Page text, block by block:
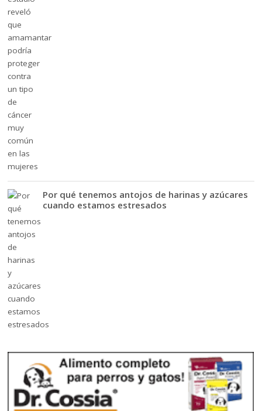
Por qué tenemos antojos de harinas y azúcares
cuando estamos estresados